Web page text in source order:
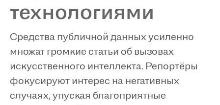
технологиями
Средства публичной данных усиленно
множат громкие статьи об вызовах
искусственного интеллекта. Репортёры
фокусируют интерес на негативных
случаях, упуская благоприятные